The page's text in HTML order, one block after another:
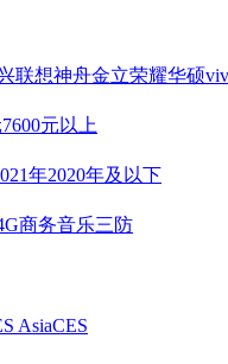
联想神舟金立荣耀华硕
7600元以上
年2020年及以下
商务音乐三防
AsiaCES